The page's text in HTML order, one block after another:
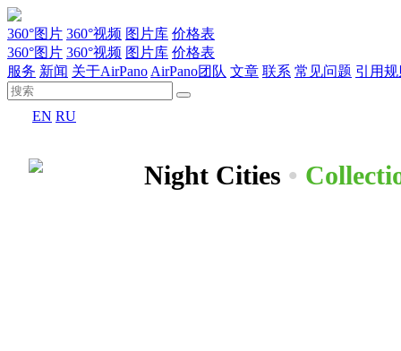
360°图片 360°视频 图片库 价格表
360°图片 360°视频 图片库 价格表
服务 新闻 关于AirPano AirPano团队 文章 联系 常见问题 引用
EN RU
Night Cities •